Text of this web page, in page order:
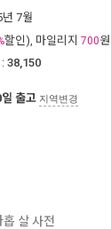
7월
할인), 마일리지 700원
38,150
출고 지역변경
홉 살 사전